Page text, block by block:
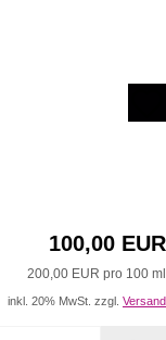
100,00 EUR
200,00 EUR pro 100 ml
inkl. 20% MwSt. zzgl. Versand